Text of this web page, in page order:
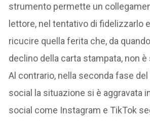
strumento permette un
lettore, nel tentativo di fidelizzarlo
ricucire quella ferita che, da
declino della carta stampata, non è
Al contrario, nella seconda fase
social la situazione si è aggravata
social come Instagram e TikTok